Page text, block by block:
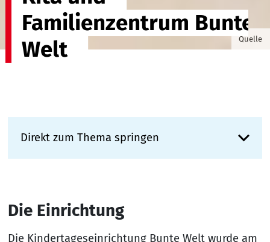
AWO
Quelle
Familienzentrum Bunte
Welt
Direkt zum Thema springen
Die Einrichtung
Die Kindertageseinrichtung Bunte Welt wurde am